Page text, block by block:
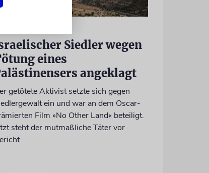
Siedler wegen
eines
angeklagt
getötete Aktivist setzte sich gegen
ein und war an dem Oscar-
Film »No Other Land« beteiligt.
steht der mutmaßliche Täter vor